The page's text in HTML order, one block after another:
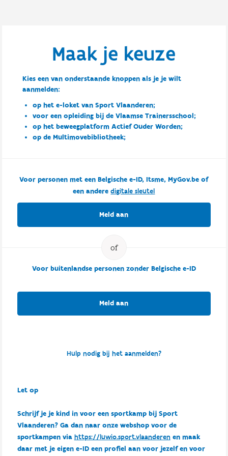
Maak je keuze
Kies een van onderstaande knoppen als je je wilt
aanmelden:
op het e-loket van Sport Vlaanderen;
voor een opleiding bij de Vlaamse Trainersschool;
op het beweegplatform Actief Ouder Worden;
op de Multimovebibliotheek;
Voor personen met een Belgische e-ID, Itsme, MyGov.be of
een anderedigitale sleutel
Meld aan
Voor buitenlandse personen zonder Belgische e-ID
Meld aan
Hulp nodig bij het aanmelden?
Let op
Schrijf je je kind in voor een sportkamp bij Sport
Vlaanderen? Ga dan naar onze webshop voor de
sportkampen via https://luwio.sport.vlaanderenen maak
daar met je eigen e-ID een profiel aan voor jezelf en voor